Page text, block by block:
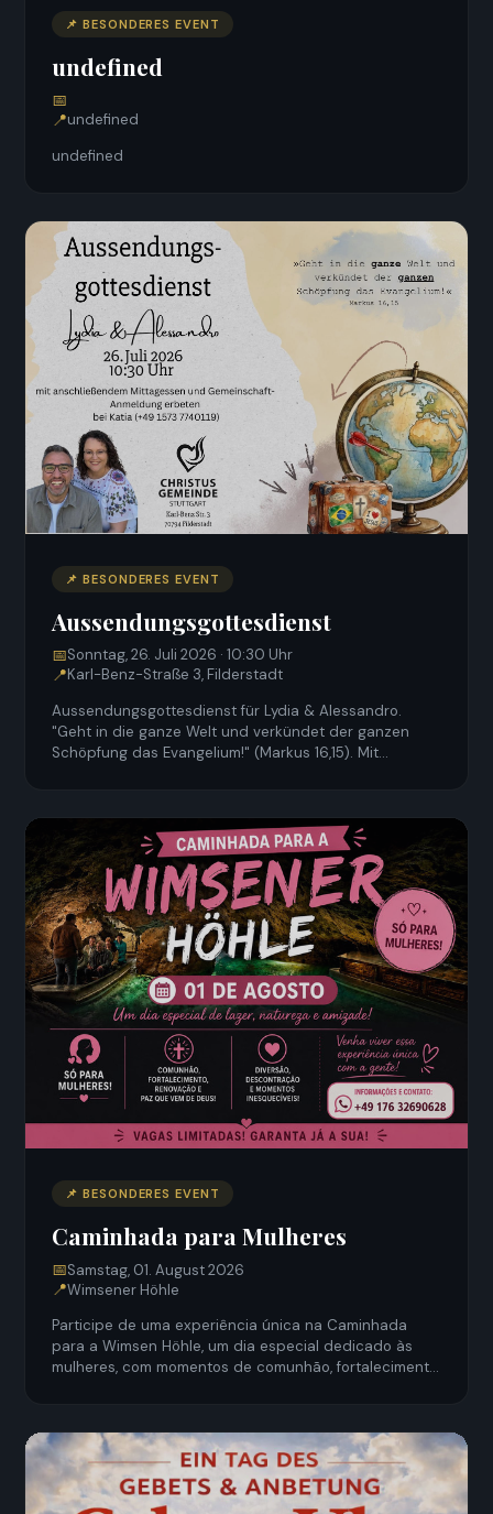
📌 BESONDERES EVENT
undefined
📅
📍undefined
undefined
📌 BESONDERES EVENT
Aussendungsgottesdienst
📅Sonntag, 26. Juli 2026 · 10:30 Uhr
📍Karl-Benz-Straße 3, Filderstadt
Aussendungsgottesdienst für Lydia & Alessandro.
"Geht in die ganze Welt und verkündet der ganzen
Schöpfung das Evangelium!" (Markus 16,15). Mit
📌 BESONDERES EVENT
Caminhada para Mulheres
📅Samstag, 01. August 2026
📍Wimsener Höhle
Participe de uma experiência única na Caminhada
para a Wimsen Höhle, um dia especial dedicado às
mulheres, com momentos de comunhão, fortalecimento
renovação. 📞 Informações e contato: +49 176
32690628 Adriana